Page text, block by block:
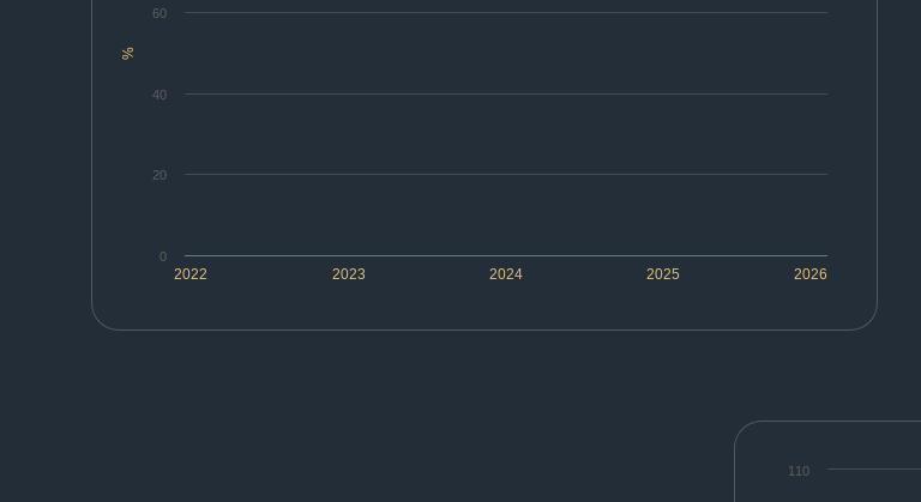
%
2022 2023 2024 2025 2026
0
20
40
60
110